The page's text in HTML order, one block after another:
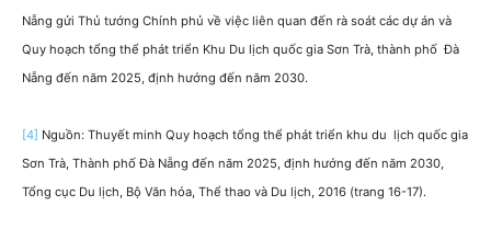
Nẵng gửi Thủ tướng Chính phủ về việc liên quan đến rà soát các dự án và
Quy hoạch tổng thể phát triển Khu Du lịch quốc gia Sơn Trà, thành phố Đà
Nẵng đến năm 2025, định hướng đến năm 2030.
[4] Nguồn: Thuyết minh Quy hoạch tổng thể phát triển khu du lịch quốc gia
Sơn Trà, Thành phố Đà Nẵng đến năm 2025, định hướng đến năm 2030,
Tổng cục Du lịch, Bộ Văn hóa, Thể thao và Du lịch, 2016 (trang 16-17).